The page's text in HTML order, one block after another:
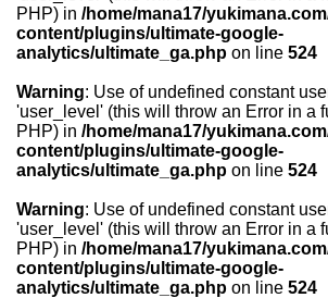
PHP) in /home/mana17/
content/plugins/ultimate-google-
analytics/ultimate_ga.php on line 524
Warning: Use of undefined constant
'user_level' (this will throw an Error in a
PHP) in /home/mana17/
content/plugins/ultimate-google-
analytics/ultimate_ga.php on line 524
Warning: Use of undefined constant
'user_level' (this will throw an Error in a
PHP) in /home/mana17/
content/plugins/ultimate-google-
analytics/ultimate_ga.php on line 524